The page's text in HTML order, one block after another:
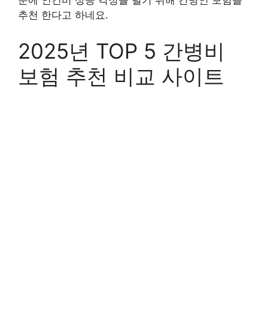
추천 한다고 하네요.
2025년 TOP 5 간병비
보험 추천 비교 사이트